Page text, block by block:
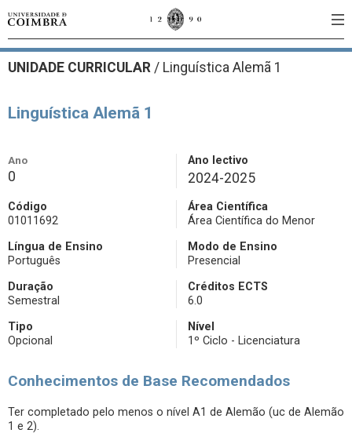
UNIDADE CURRICULAR / Linguística Alemã 1
Linguística Alemã 1
Ano
0
Ano lectivo
2024-2025
Código
01011692
Área Científica
Área Científica do Menor
Língua de Ensino
Português
Modo de Ensino
Presencial
Duração
Semestral
Créditos ECTS
6.0
Tipo
Opcional
Nível
1º Ciclo - Licenciatura
Conhecimentos de Base Recomendados
Ter completado pelo menos o nível A1 de Alemão (uc de Alemão
1 e 2).